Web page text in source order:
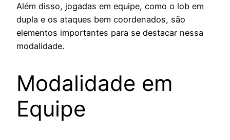
Além disso, jogadas em equipe, como o lob em
dupla e os ataques bem coordenados, são
elementos importantes para se destacar nessa
modalidade.
Modalidade em
Equipe